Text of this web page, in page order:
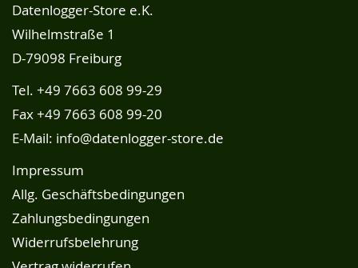
Datenlogger-Store e.K.
Wilhelmstraße 1
D-79098 Freiburg
Tel. +49 7663 608 99-29
Fax +49 7663 608 99-20
E-Mail: info@datenlogger-store.de
Impressum
Allg. Geschäftsbedingungen
Zahlungsbedingungen
Widerrufsbelehrung